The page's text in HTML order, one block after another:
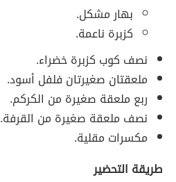
بهار مشكل.
كزبرة ناعمة.
نصف كوب كزبرة خضراء.
ملعقتان صغيرتان فلفل أسود.
ربع ملعقة صغيرة من الكركم.
نصف ملعقة صغيرة من القرفة.
مكسرات مقلية.
طريقة التحضير